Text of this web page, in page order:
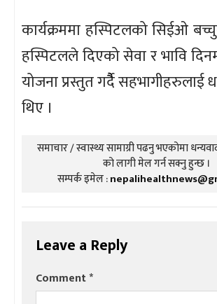
कार्यक्रममा हस्पिटलको सिईओ
हस्पिटलले दिएको सेवा र भावि
योजना प्रस्तुत गर्दैै सहभागीहरुलाई
थिए ।
समाचार / स्वास्थ्य सामाग्री पढनु भएकोमा
को लागी मेल गर्न सक्नु हुन्छ ।
सम्पर्क इमेल :
Leave a Reply
Comment*